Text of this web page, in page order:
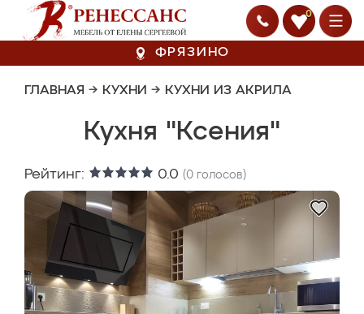
0
ФРЯЗИНО
ГЛАВНАЯ → КУХНИ → КУХНИ ИЗ АКРИЛА
Кухня "Ксения"
Рейтинг: 0.0 (0 голосов)